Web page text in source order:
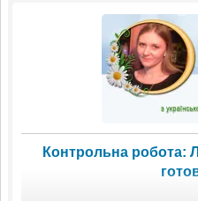
Контрольна робота: